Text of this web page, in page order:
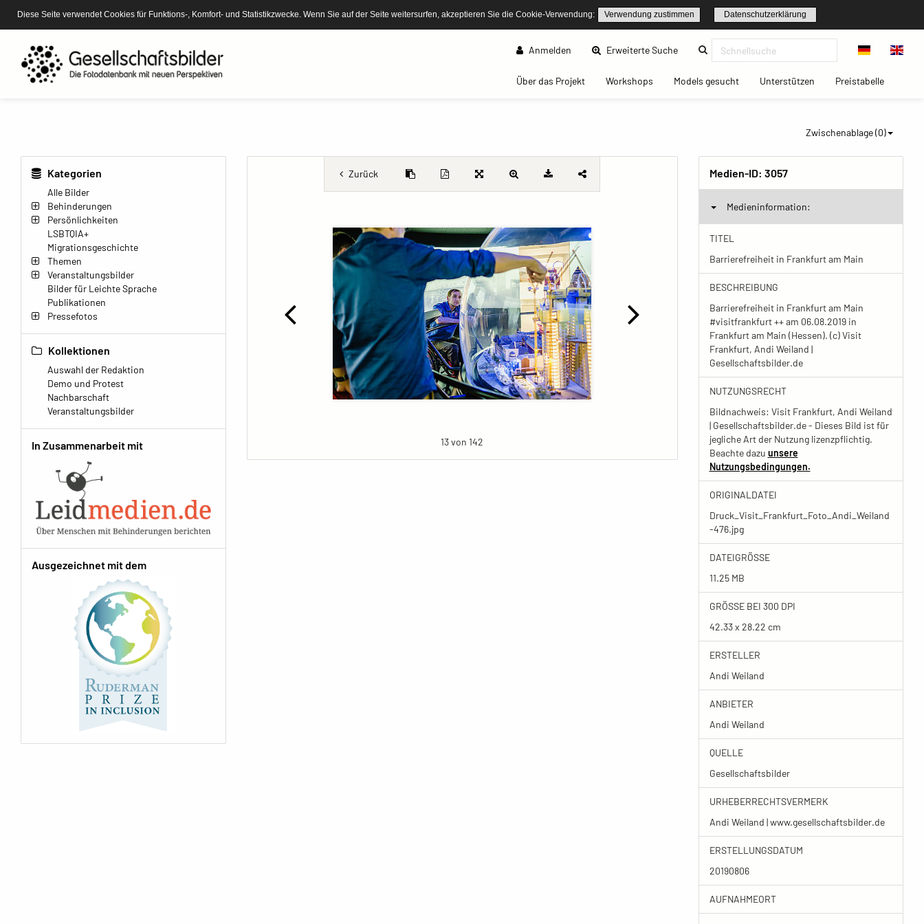
Diese Seite verwendet Cookies für Funktions-, Komfort- und Statistikzwecke. Wenn Sie auf der Seite weitersurfen, akzeptieren Sie die Cookie-Verwendung: Verwendung zustimmen Datenschutzerklärung
Anmelden Erweiterte Suche(current)
Über das Projekt(current)Workshops(current)Models gesucht(current)Unterstützen(current)Preistabelle(current)
Zwischenablage (0)
Kategorien
Alle Bilder
Behinderungen
Persönlichkeiten
LSBTQIA+
Migrationsgeschichte
Themen
Veranstaltungsbilder
Bilder für Leichte Sprache
Publikationen
Pressefotos
Kollektionen
Auswahl der Redaktion
Demo und Protest
Nachbarschaft
Veranstaltungsbilder
In Zusammenarbeit mit
Ausgezeichnet mit dem
Zurück
13 von 142
Medien-ID: 3057
Medieninformation:
TITEL
Barrierefreiheit in Frankfurt am Main
BESCHREIBUNG
Barrierefreiheit in Frankfurt am Main
#visitfrankfurt ++ am 06.08.2019 in
Frankfurt am Main (Hessen). (c) Visit
Frankfurt, Andi Weiland |
Gesellschaftsbilder.de
NUTZUNGSRECHT
Bildnachweis: Visit Frankfurt, Andi Weiland
| Gesellschaftsbilder.de - Dieses Bild ist für
jegliche Art der Nutzung lizenzpflichtig.
Beachte dazu unsere
Nutzungsbedingungen.
ORIGINALDATEI
Druck_Visit_Frankfurt_Foto_Andi_Weiland
-476.jpg
DATEIGRÖSSE
11.25 MB
GRÖSSE BEI 300 DPI
42.33 x 28.22 cm
ERSTELLER
Andi Weiland
ANBIETER
Andi Weiland
QUELLE
Gesellschaftsbilder
URHEBERRECHTSVERMERK
Andi Weiland | www.gesellschaftsbilder.de
ERSTELLUNGSDATUM
20190806
AUFNAHMEORT